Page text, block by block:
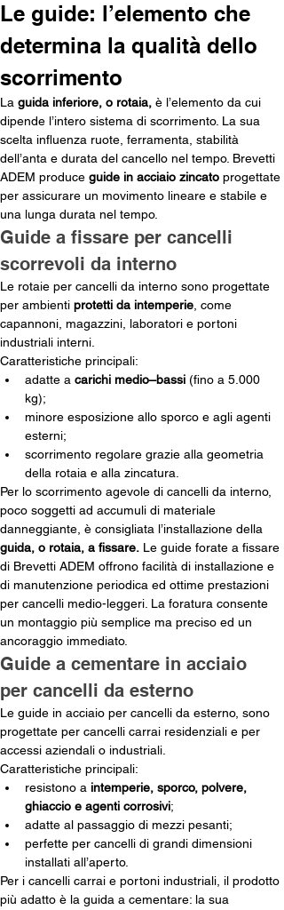
Le guide: l’elemento che
determina la qualità dello
scorrimento
La guida inferiore, o rotaia, è l’elemento da cui
dipende l’intero sistema di scorrimento. La sua
scelta influenza ruote, ferramenta, stabilità
dell’anta e durata del cancello nel tempo. Brevetti
ADEM produce guide in acciaio zincato progettate
per assicurare un movimento lineare e stabile e
una lunga durata nel tempo.
Guide a fissare per cancelli
scorrevoli da interno
Le rotaie per cancelli da interno sono progettate
per ambienti protetti da intemperie , come
capannoni, magazzini, laboratori e portoni
industriali interni.
Caratteristiche principali:
adatte a carichi medio–bassi (fino a 5.000
kg);
minore esposizione allo sporco e agli agenti
esterni;
scorrimento regolare grazie alla geometria
della rotaia e alla zincatura.
Per lo scorrimento agevole di cancelli da interno,
poco soggetti ad accumuli di materiale
danneggiante, è consigliata l’installazione della
guida, o rotaia, a fissare. Le guide forate a fissare
di Brevetti ADEM offrono facilità di installazione e
di manutenzione periodica ed ottime prestazioni
per cancelli medio-leggeri. La foratura consente
un montaggio più semplice ma preciso ed un
ancoraggio immediato.
Guide a cementare in acciaio
per cancelli da esterno
Le guide in acciaio per cancelli da esterno, sono
progettate per cancelli carrai residenziali e per
accessi aziendali o industriali.
Caratteristiche principali:
resistono a intemperie, sporco, polvere,
ghiaccio e agenti corrosivi;
adatte al passaggio di mezzi pesanti;
perfette per cancelli di grandi dimensioni
installati all’aperto.
Per i cancelli carrai e portoni industriali, il prodotto
più adatto è la guida a cementare: la sua